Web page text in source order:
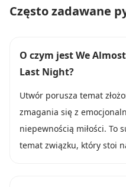
Często zadawane
O czym jest We
Last Night?
Utwór porusza temat
zmagania się z
niepewnością miłości. To
temat związku, który stoi